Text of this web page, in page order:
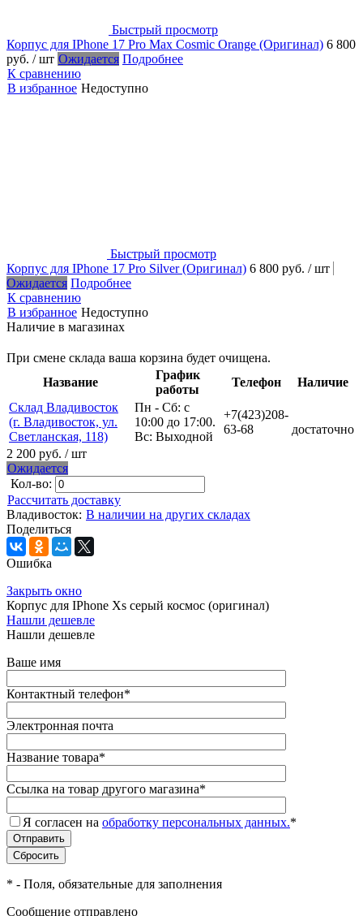
Быстрый просмотр
Корпус для IPhone 17 Pro Max Cosmic Orange (Оригинал) 6 800
руб. / шт Ожидается Подробнее
К сравнению
В избранное Недоступно
Быстрый просмотр
Корпус для IPhone 17 Pro Silver (Оригинал) 6 800 руб. / шт
Ожидается Подробнее
К сравнению
В избранное Недоступно
Наличие в магазинах
При смене склада ваша корзина будет очищена.
Название
График
работы
Телефон
Наличие
Склад Владивосток
(г. Владивосток, ул.
Светланская, 118)
Пн - Сб: с
10:00 до 17:00.
Вс: Выходной
+7(423)208-
63-68
достаточно
2 200 руб. / шт
Ожидается
Кол-во:
Рассчитать доставку
Владивосток: В наличии на других складах
Поделиться
Ошибка
Закрыть окно
Корпус для IPhone Xs серый космос (оригинал)
Нашли дешевле
Нашли дешевле
Ваше имя
Контактный телефон*
Электронная почта
Название товара*
Ссылка на товар другого магазина*
Я согласен на обработку персональных данных.*
* - Поля, обязательные для заполнения
Сообщение отправлено